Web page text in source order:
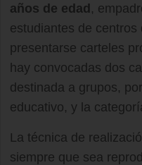
años de edad ,
estudiantes de
presentarse carteles
hay convocadas dos
destinada a grupos,
educativo, y la
La técnica de
siempre que sea